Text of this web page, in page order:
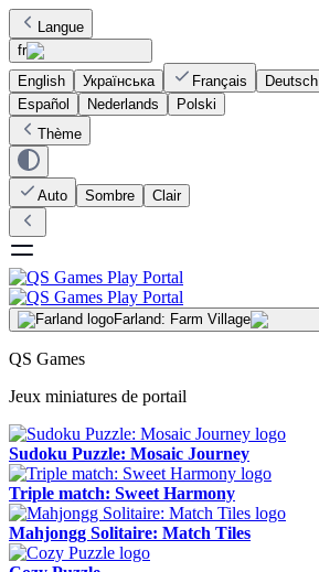
Langue
fr
English
Українська Français Deutsch
Español
Nederlands
Polski
Thème
Auto Sombre Clair
Farland: Farm Village
QS Games
Jeux miniatures de portail
Sudoku Puzzle: Mosaic Journey
Triple match: Sweet Harmony
Mahjongg Solitaire: Match Tiles